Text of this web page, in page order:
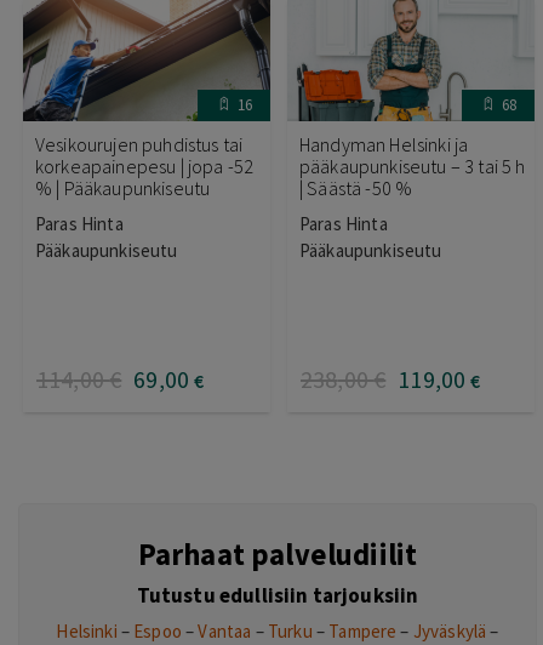
16
Vesikourujen puhdistus tai
korkeapainepesu | jopa -52
% | Pääkaupunkiseutu
Paras Hinta
Pääkaupunkiseutu
114,00€ 69,00 €
68
Handyman Helsinki ja
pääkaupunkiseutu – 3 tai 5 h
| Säästä -50 %
Paras Hinta
Pääkaupunkiseutu
238,00€ 119,00 €
Parhaat palveludiilit
Tutustu edullisiin tarjouksiin
Helsinki – Espoo –Vantaa – Turku – Tampere – Jyväskylä –